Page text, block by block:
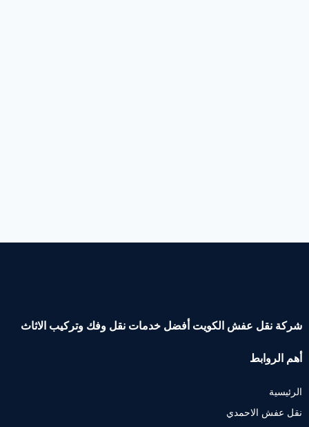
شركة نقل عفش الكويت أفضل خدمات نقل وفك وتركيب الاثاث
أهم الروابط
الرئيسية
نقل عفش الاحمدي